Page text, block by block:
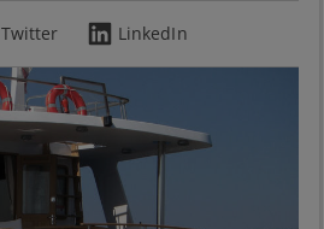
Twitter LinkedIn